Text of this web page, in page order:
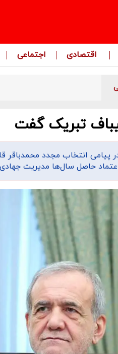
اقتصادی اجتماعی
تبریک گفت
پیامی انتخاب مجدد محمدباقر
اعتماد حاصل سال‌ها مدیریت